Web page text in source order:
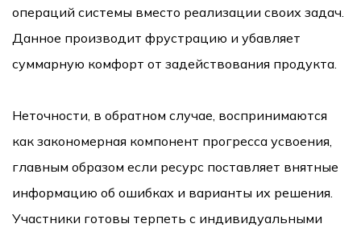
операций системы вместо реализации своих задач.
Данное производит фрустрацию и убавляет
суммарную комфорт от задействования продукта.
Неточности, в обратном случае, воспринимаются
как закономерная компонент прогресса усвоения,
главным образом если ресурс поставляет внятные
информацию об ошибках и варианты их решения.
Участники готовы терпеть с индивидуальными